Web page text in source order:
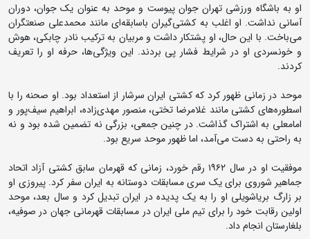
او به باشگاه ورزشی تهران جوان پیوست و موحد به عنوان یک جوان، دوران
آسانی نداشت. او اغلب به کشتی‌گیران باسابقه‌ای مانند محمدعلی صنعتگران
می‌باخت. با این حال، او پشتکار داشت و مربیان به ترکیب نادر چابکی، هوش
و خونسردی او در شرایط فشار پی بردند. این ویژگی‌ها، حرفه او را تعریف
کردند.
موحد در زمانی ظهور کرد که کشتی ایران سرشار از استعداد بود. او صحنه را با
اسطوره‌های کشتی مانند غلامرضا تختی، منصور مهدی‌زاده، ابراهیم سیف‌پور و
امامعلی به اشتراک گذاشت. در چنین جمعی، بزرگی نه تضمین شده بود و نه
به راحتی به دست می‌آمد، اما ظهور موحد سریع بود.
موفقیت او در سال ۱۹۶۲ رقم خورد، زمانی که قهرمان سابق کشتی آزاد اتحاد
جماهیر شوروی برای یک سری مسابقات دوستانه به ایران سفر کرد. پیروزی او
بر زارگ بریاشویلی او را به یک پدیده در ایران تبدیل کرد و سال بعد، موحد
اولین رقابت خود را برای تیم ملی ایران در مسابقات قهرمانی جهان در صوفیه،
بلغارستان انجام داد.